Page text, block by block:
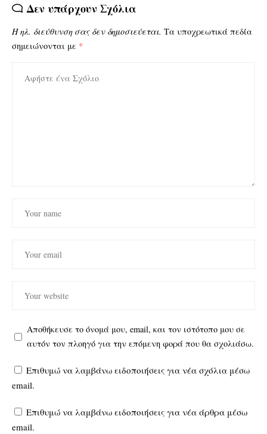
Δεν υπάρχουν Σχόλια
Η ηλ. διεύθυνση σας δεν δημοσιεύεται. Τα υποχρεωτικά πεδία
σημειώνονται με *
Αποθήκευσε το όνομά μου, email, και τον ιστότοπο μου σε
αυτόν τον πλοηγό για την επόμενη φορά που θα σχολιάσω.
Επιθυμώ να λαμβάνω ειδοποιήσεις για νέα σχόλια μέσω
email.
Επιθυμώ να λαμβάνω ειδοποιήσεις για νέα άρθρα μέσω
email.